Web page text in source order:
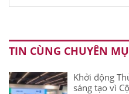
TIN CÙNG CHUYÊN
Khởi động
sáng tạo vì